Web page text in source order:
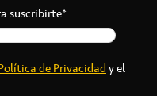
suscribirte*
de Privacidady el